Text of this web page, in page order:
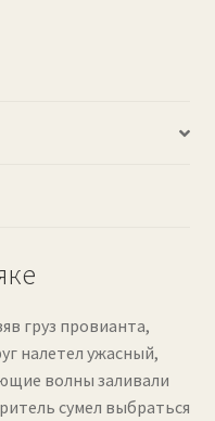
груз провианта,
налетел ужасный,
волны заливали
сумел выбраться